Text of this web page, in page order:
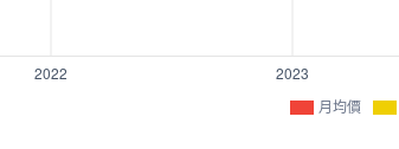
月均價